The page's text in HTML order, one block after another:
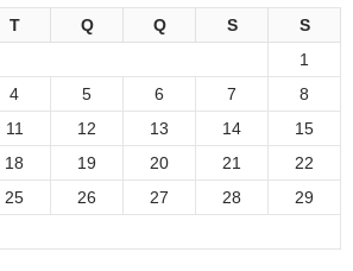
T Q Q S
S
1
4 5 6 7
8
11 12 13 14
15
18 19 20 21
22
25 26 27 28
29